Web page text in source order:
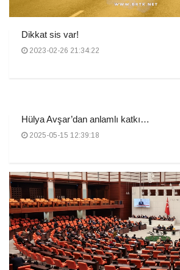
Dikkat sis var!
2023-02-26 21:34:22
Hülya Avşar’dan anlamlı katkı…
2025-05-15 12:39:18